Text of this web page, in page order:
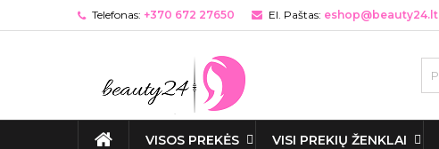
Telefonas: +370 672 27650 El. Paštas: eshop@beauty24.lt
VISOS PREKĖS VISI PREKIŲ ŽENKLAI